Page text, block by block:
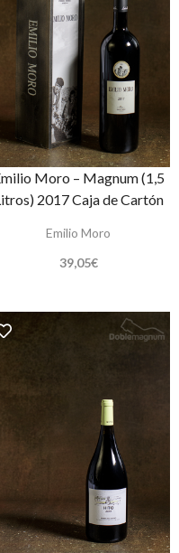
Moro – Magnum (1,5
2017 Caja de Cartón
Emilio Moro
39,05€